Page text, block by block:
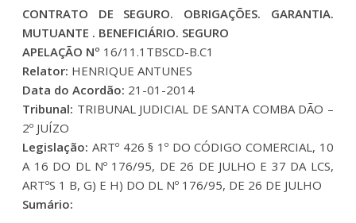
CONTRATO DE SEGURO. OBRIGAÇÕES. GARANTIA.
MUTUANTE . BENEFICIÁRIO. SEGURO
APELAÇÃO Nº 16/11.1TBSCD-B.C1
Relator: HENRIQUE ANTUNES
Data do Acordão: 21-01-2014
Tribunal: TRIBUNAL JUDICIAL DE SANTA COMBA DÃO –
2º JUÍZO
Legislação:ARTº 426 § 1º DO CÓDIGO COMERCIAL, 10
A 16 DO DL Nº 176/95, DE 26 DE JULHO E 37 DA LCS,
ARTºS 1 B, G) E H) DO DL Nº 176/95, DE 26 DE JULHO
Sumário: